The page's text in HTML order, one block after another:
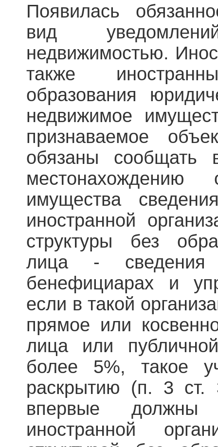
Появилась
вид
недвижимостью.
также
образования
недвижимое
признаваемое
обязаны сообщать
местонахождению
имущества
иностранной
структуры без
лица - сведения
бенефициарах и
если в такой
прямое или
лица или
более 5%, такое
раскрытию (п. 3
впервые должны
иностранной